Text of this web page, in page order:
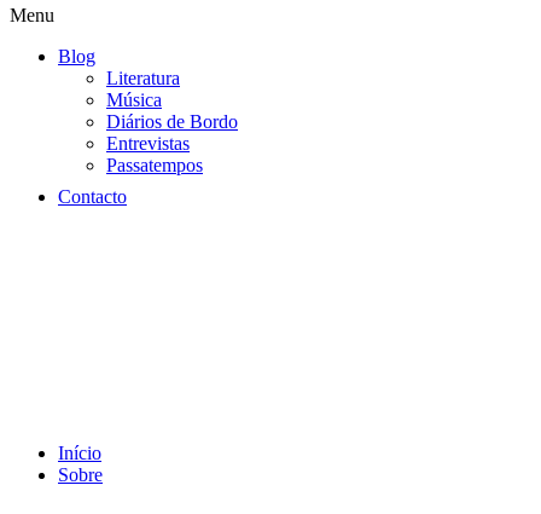
Menu
Blog
Literatura
Música
Diários de Bordo
Entrevistas
Passatempos
Contacto
Início
Sobre